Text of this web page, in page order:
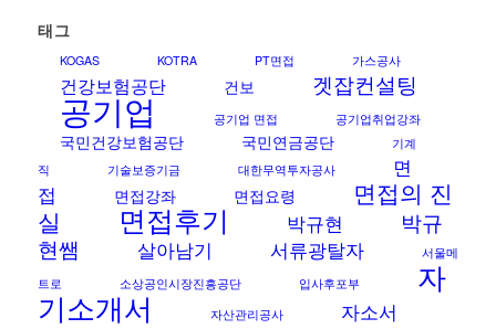
태그
KOGAS KOTRA PT면접 가스공사
건강보험공단 건보 겟잡컨설팅
공기업 공기업 면접 공기업취업강좌
국민건강보험공단 국민연금공단
기계
직
기술보증기금 대한무역투자공사
면
접
면접강좌 면접요령
면접의 진
실
면접후기 박규현
박규
현쌤
살아남기 서류광탈자
서울메
트로
소상공인시장진흥공단 입사후포부 자
기소개서 자산관리공사 자소서